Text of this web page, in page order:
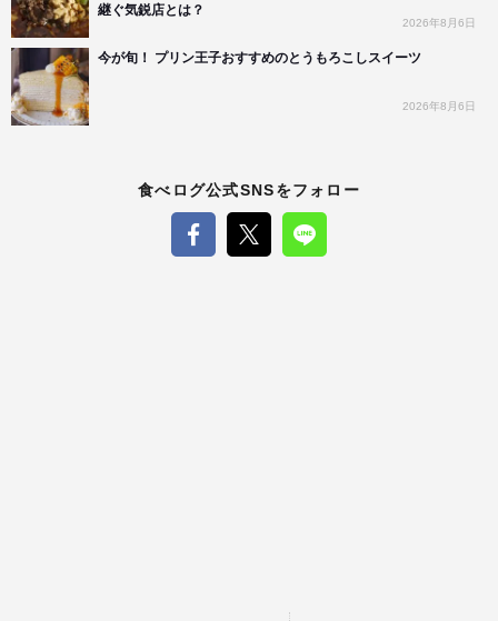
継ぐ気鋭店とは？
2026年8月6日
今が旬！ プリン王子おすすめのとうもろこしスイーツ
2026年8月6日
食べログ公式SNSをフォロー